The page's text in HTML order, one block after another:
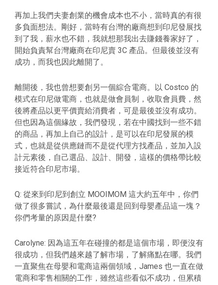
再加上我們夫妻創業的機會成本也不小，當時真的有很
多負面想法。剛好，當時有台灣的廠商想到印尼發展找
到了我，薪水也不錯，我就想那我出去賺錢養家好了，
開始負責幫台灣廠商在印尼賣 3C 產品。但最後並沒有
成功，而我也因此離開了。
離開後，我也曾想要創另一個綜合電商。以 Costco 的
模式在印尼做電商，也就是做會員制，收取會員費，然
後將產品以更平價賣給消費者，可是最後並沒有成功。
但也因為這個緣故，我們發現，若在中國找到一些不錯
的商品，再加上自己的設計，是可以在印尼發展的模
式，也就是從供應鏈而不是從代理方找產品，並加入設
計元素後，自己選品、設計、開發，這樣的價格帶比較
接近符合印尼市場。
Q: 從來到印尼到創立 MOOIMOM 這大約五年中，你們
做了很多嘗試，為什麼最後還是回到母嬰產品這一塊？
你們考量的原因是什麼?
Carolyne: 因為這五年在碰撞的都是這個市場，即便沒有
很成功，但我們越來越了解市場，了解痛點在哪。我們
一直聚焦在母嬰和電商這兩個領域，James 也一直在做
電商和零售相關的工作，雖然這些看似不成功，但累積